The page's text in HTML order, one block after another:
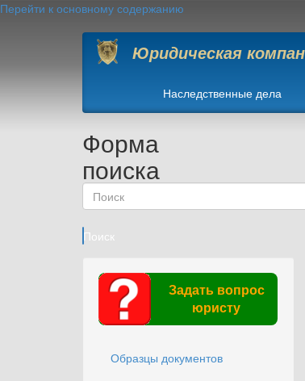
Перейти к основному содержанию
Юридическая
Наследственные дела
Форма
поиска
Поиск
Задать вопрос
юристу
Образцы документов